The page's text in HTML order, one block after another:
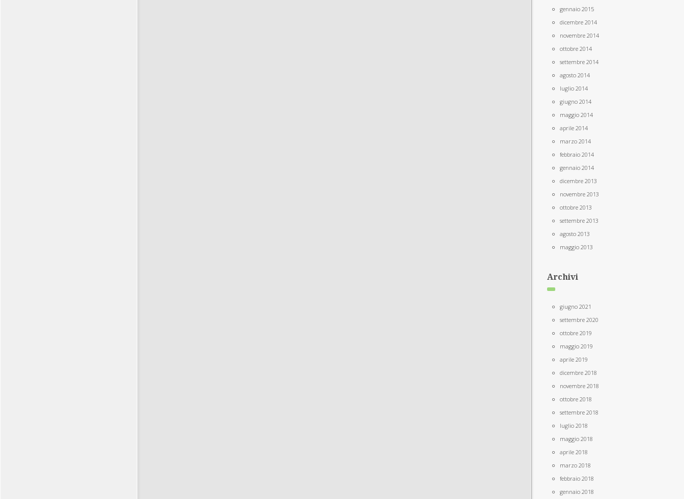
gennaio 2015
dicembre 2014
novembre 2014
ottobre 2014
settembre 2014
agosto 2014
luglio 2014
giugno 2014
maggio 2014
aprile 2014
marzo 2014
febbraio 2014
gennaio 2014
dicembre 2013
novembre 2013
ottobre 2013
settembre 2013
agosto 2013
maggio 2013
Archivi
giugno 2021
settembre 2020
ottobre 2019
maggio 2019
aprile 2019
dicembre 2018
novembre 2018
ottobre 2018
settembre 2018
luglio 2018
maggio 2018
aprile 2018
marzo 2018
febbraio 2018
gennaio 2018